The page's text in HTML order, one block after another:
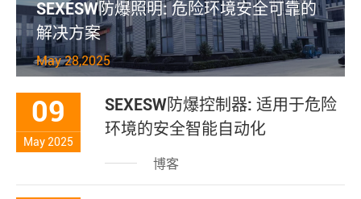
SEXESW防爆照明: 危险环境安全可靠的
解决方案
May 28,2025
09
May 2025
SEXESW防爆控制器: 适用于危险
环境的安全智能自动化
博客